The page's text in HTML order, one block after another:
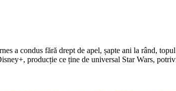
a condus fără drept de apel, șapte ani la rând,
producție ce ține de universal Star Wars,